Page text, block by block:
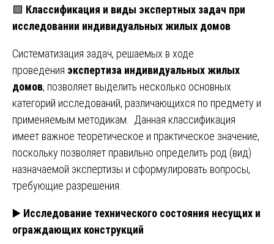
🟩 Классификация и виды экспертных задач при
исследовании индивидуальных жилых домов
Систематизация задач, решаемых в ходе
проведения экспертиза индивидуальных жилых
домов, позволяет выделить несколько основных
категорий исследований, различающихся по предмету и
применяемым методикам. Данная классификация
имеет важное теоретическое и практическое значение,
поскольку позволяет правильно определить род (вид)
назначаемой экспертизы и сформулировать вопросы,
требующие разрешения.
▶️ Исследование технического состояния несущих и
ограждающих конструкций